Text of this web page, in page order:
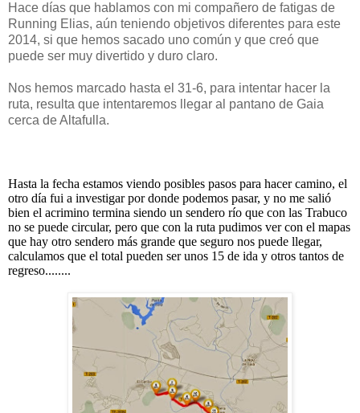
Hace días que hablamos con mi compañero de fatigas de
Running Elias, aún teniendo objetivos diferentes para este
2014, si que hemos sacado uno común y que creó que
puede ser muy divertido y duro claro.
Nos hemos marcado hasta el 31-6, para intentar hacer la
ruta, resulta que intentaremos llegar al pantano de Gaia
cerca de Altafulla.
Hasta la fecha estamos viendo posibles pasos para hacer camino, el
otro día fui a investigar por donde podemos pasar, y no me salió
bien el acrimino termina siendo un sendero río que con las Trabuco
no se puede circular, pero que con la ruta pudimos ver con el mapas
que hay otro sendero más grande que seguro nos puede llegar,
calculamos que el total pueden ser unos 15 de ida y otros tantos de
regreso........